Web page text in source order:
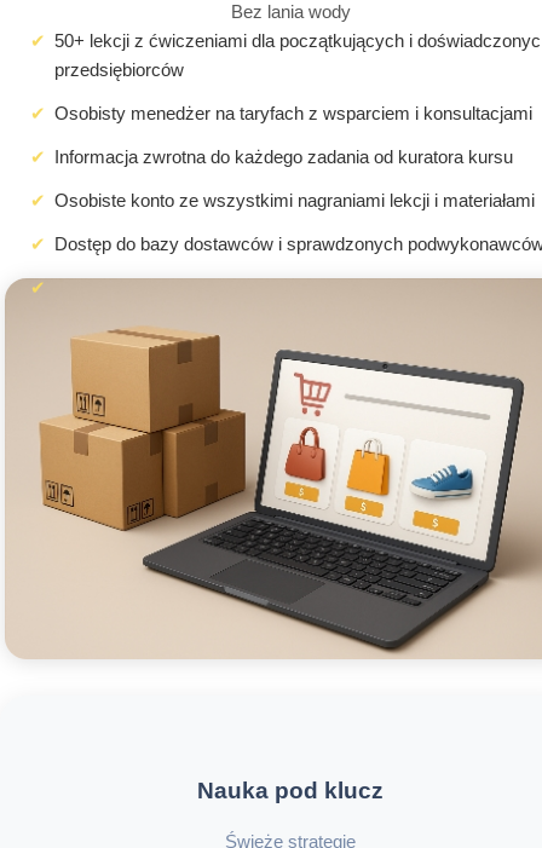
Bez lania wody
50+ lekcji z ćwiczeniami dla początkujących i
przedsiębiorców
Osobisty menedżer na taryfach z wsparciem i konsultacjami
Informacja zwrotna do każdego zadania od kuratora kursu
Osobiste konto ze wszystkimi nagraniami lekcji i materiałami
Dostęp do bazy dostawców i sprawdzonych
Nauka pod klucz
Świeże strategie